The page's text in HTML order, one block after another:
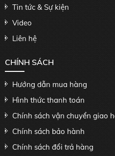
Tin tức & Sự kiện
Video
Liên hệ
CHÍNH SÁCH
Hướng dẫn mua hàng
Hình thức thanh toán
Chính sách vận chuyển giao
Chính sách bảo hành
Chính sách đổi trả hàng